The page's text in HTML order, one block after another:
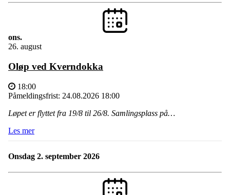
ons.
26. august
Oløp ved Kverndokka
18:00
Påmeldingsfrist: 24.08.2026 18:00
Løpet er flyttet fra 19/8 til 26/8. Samlingsplass på…
Les mer
onsdag 2. september 2026